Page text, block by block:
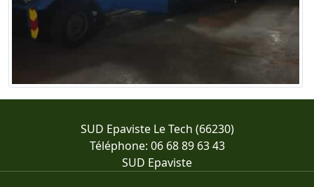
SUD Epaviste Le Tech (66230)
Téléphone: 06 68 89 63 43
SUD Epaviste